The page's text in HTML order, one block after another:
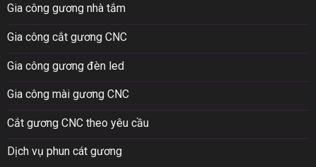
Gia công gương nhà tắm
Gia công cắt gương CNC
Gia công gương đèn led
Gia công mài gương CNC
Cắt gương CNC theo yêu cầu
Dịch vụ phun cát gương